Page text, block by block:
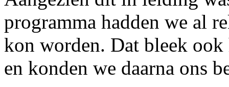
programma hadden we al
kon worden. Dat bleek
en konden we daarna ons